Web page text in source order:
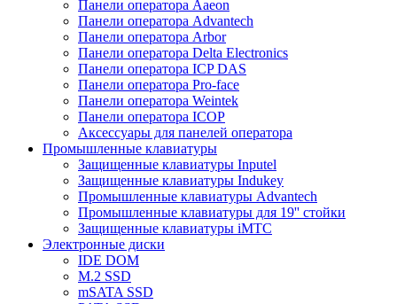
Панели оператора Aaeon
Панели оператора Advantech
Панели оператора Arbor
Панели оператора Delta Electronics
Панели оператора ICP DAS
Панели оператора Pro-face
Панели оператора Weintek
Панели оператора ICOP
Аксессуары для панелей оператора
Промышленные клавиатуры
Защищенные клавиатуры Inputel
Защищенные клавиатуры Indukey
Промышленные клавиатуры Advantech
Промышленные клавиатуры для 19'' стойки
Защищенные клавиатуры iMTC
Электронные диски
IDE DOM
M.2 SSD
mSATA SSD